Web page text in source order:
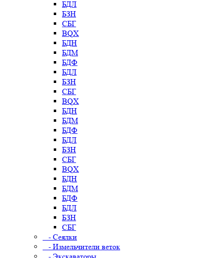
БДЛ
БЗН
СБГ
BQX
БДН
БДМ
БДФ
БДЛ
БЗН
СБГ
BQX
БДН
БДМ
БДФ
БДЛ
БЗН
СБГ
BQX
БДН
БДМ
БДФ
БДЛ
БЗН
СБГ
- Сеялки
- Измельчители веток